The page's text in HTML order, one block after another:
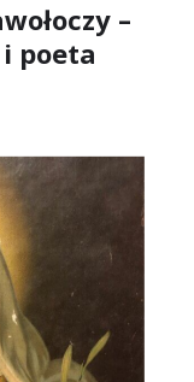
–
poeta